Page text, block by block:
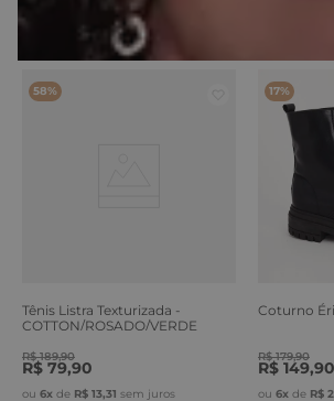
VOCÊ TAMBÉM PODE
58%
Tênis Listra Texturizada -
COTTON/ROSADO/VERDE
R$ 189,90
R$ 79,90
ou 6x de R$ 13,31 sem juros
17%
Coturno
R$ 179,90
R$ 149,90
ou 6x de R$